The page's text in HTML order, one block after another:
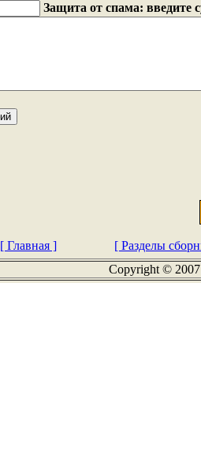
Защита от спама: введите
[ Главная ]
[ Разделы
Copyright ©